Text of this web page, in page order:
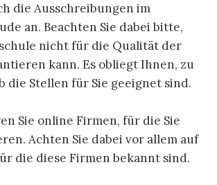
die Ausschreibungen im
an. Beachten Sie dabei bitte,
nicht für die Qualität der
kann. Es obliegt Ihnen, zu
die Stellen für Sie geeignet sind.
Sie online Firmen, für die Sie
Achten Sie dabei vor allem auf
die diese Firmen bekannt sind.